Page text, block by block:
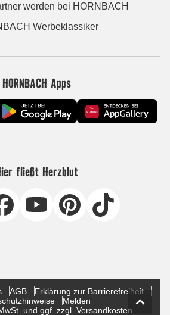
werden bei HORNBACH
Werbeklassiker
HORNBACH Apps
fließt Herzblut
AGB
Erklärung zur Barrierefreiheit
Melden
und ggf. zzgl. Versandkosten